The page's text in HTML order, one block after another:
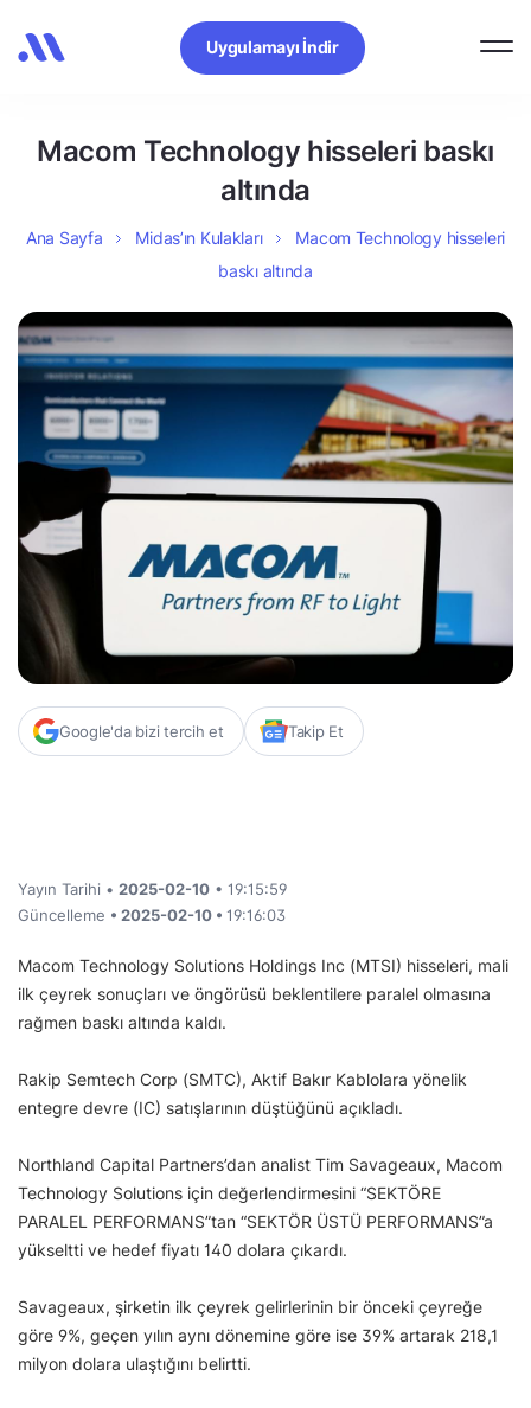
Uygulamayı İndir
Macom Technology hisseleri baskı
altında
Ana Sayfa Midas’ın Kulakları
Macom Technology hisseleri
baskı altında
Google'da bizi tercih et Takip Et
Yayın Tarihi • 2025-02-10 • 19:15:59
Güncelleme • 2025-02-10 • 19:16:03
Macom Technology Solutions Holdings Inc (MTSI) hisseleri, mali
ilk çeyrek sonuçları ve öngörüsü beklentilere paralel olmasına
rağmen baskı altında kaldı.
Rakip Semtech Corp (SMTC), Aktif Bakır Kablolara yönelik
entegre devre (IC) satışlarının düştüğünü açıkladı.
Northland Capital Partners’dan analist Tim Savageaux, Macom
Technology Solutions için değerlendirmesini “SEKTÖRE
PARALEL PERFORMANS”tan “SEKTÖR ÜSTÜ PERFORMANS”a
yükseltti ve hedef fiyatı 140 dolara çıkardı.
Savageaux, şirketin ilk çeyrek gelirlerinin bir önceki çeyreğe
göre 9%, geçen yılın aynı dönemine göre ise 39% artarak 218,1
milyon dolara ulaştığını belirtti.